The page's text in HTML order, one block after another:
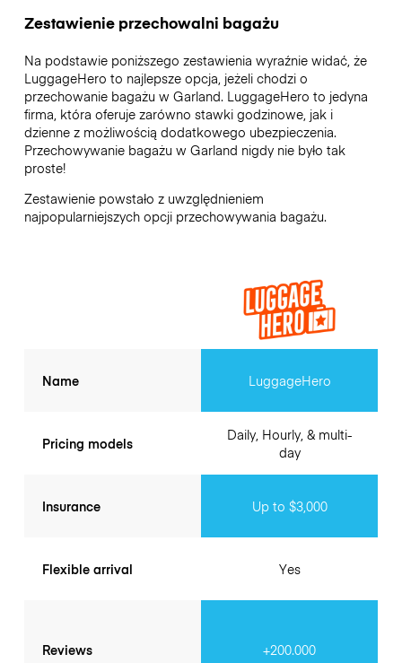
Zestawienie przechowalni bagażu
Na podstawie poniższego zestawienia wyraźnie widać, że
LuggageHero to najlepsze opcja, jeżeli chodzi o
przechowanie bagażu w Garland. LuggageHero to jedyna
firma, która oferuje zarówno stawki godzinowe, jak i
dzienne z możliwością dodatkowego ubezpieczenia.
Przechowywanie bagażu w Garland nigdy nie było tak
proste!
Zestawienie powstało z uwzględnieniem
najpopularniejszych opcji przechowywania bagażu.
Name
Pricing models
Insurance
Flexible arrival
Reviews
LuggageHero
Daily, Hourly, & multi-
day
Up to $3,000
Yes
+200.000